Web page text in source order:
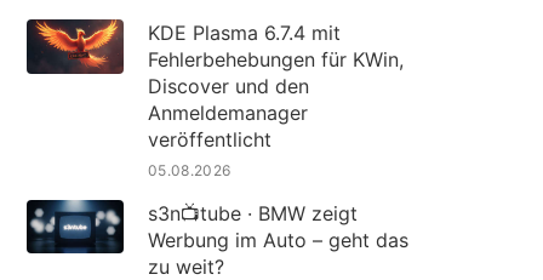
KDE Plasma 6.7.4 mit
Fehlerbehebungen für KWin,
Discover und den
Anmeldemanager
veröffentlicht
05.08.2026
s3n📺tube · BMW zeigt
Werbung im Auto – geht das
zu weit?